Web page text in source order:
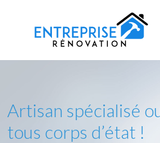
Artisan spécialisé
tous corps d’état !